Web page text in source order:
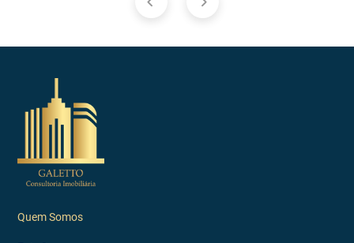
Quem Somos